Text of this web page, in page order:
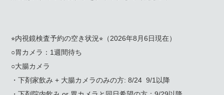
⭐︎内視鏡検査予約の空き状況⭐︎（2026年8月6日現在）
○胃カメラ：1週間待ち
○大腸カメラ
・下剤家飲み + 大腸カメラのみの方: 8/24 9/1以降